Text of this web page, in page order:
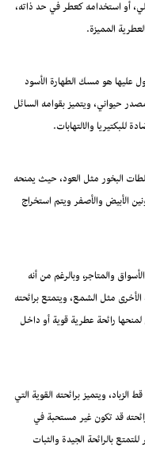
أو استخدامه كعطر في حد ذاته،
المميزة.
هو مسك الطهارة الأسود
حيواني، ويتميز بقوامه السائل
والالتهابات.
البخور مثل العود، حيث يمنحه
الأبيض والأصفر ويتم استخراج
والمتاجر، وبالرغم من أنه
مثل الشمع، ويتمتع برائحته
رائحة عطرية قوية أو داخل
ويتميز برائحته القوية التي
قد تكون غير مستحبة في
بالرائحة الجيدة والثبات